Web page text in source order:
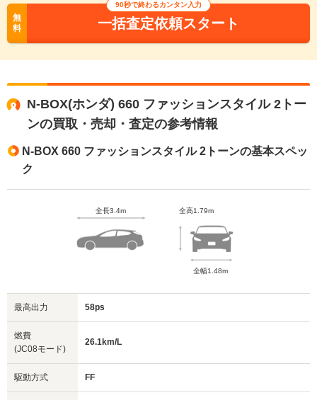
無
料
90秒で終わるカンタン入力
一括査定依頼スタート
N-BOX(ホンダ) 660 ファッションスタイル 2トー
ンの買取・売却・査定の参考情報
N-BOX 660 ファッションスタイル 2トーンの基本スペッ
ク
全長3.4m 全高1.79m
全幅1.48m
最高出力 58ps
燃費
(JC08モード)
26.1km/L
駆動方式 FF